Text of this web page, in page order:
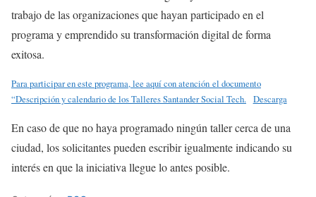
trabajo de las organizaciones que hayan participado en el
programa y emprendido su transformación digital de forma
exitosa.
Para participar en este programa, lee aquí con atención el documento
“Descripción y calendario de los Talleres Santander Social Tech. Descarga
En caso de que no haya programado ningún taller cerca de una
ciudad, los solicitantes pueden escribir igualmente indicando su
interés en que la iniciativa llegue lo antes posible.